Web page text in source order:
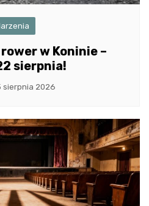
w Koninie –
sierpnia!
sierpnia 2026